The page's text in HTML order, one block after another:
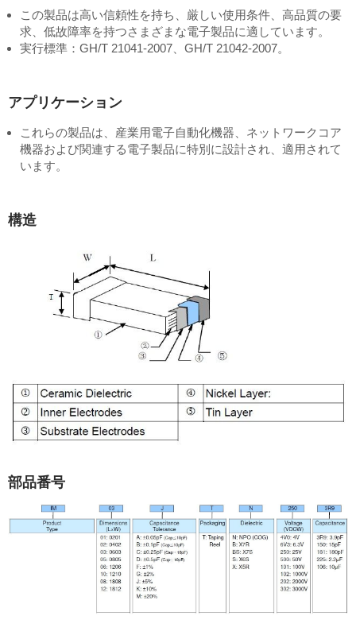
この製品は高い信頼性を持ち、厳しい使用条件、高品質の要
求、低故障率を持つさまざまな電子製品に適しています。
実行標準：GH/T 21041-2007、GH/T 21042-2007。
アプリケーション
これらの製品は、産業用電子自動化機器、ネットワークコア
機器および関連する電子製品に特別に設計され、適用されて
います。
構造
部品番号